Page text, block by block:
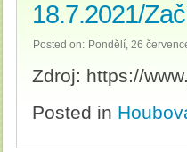
18.7.2021/
Posted on: Pondělí, 26
Zdroj: https://
Posted in